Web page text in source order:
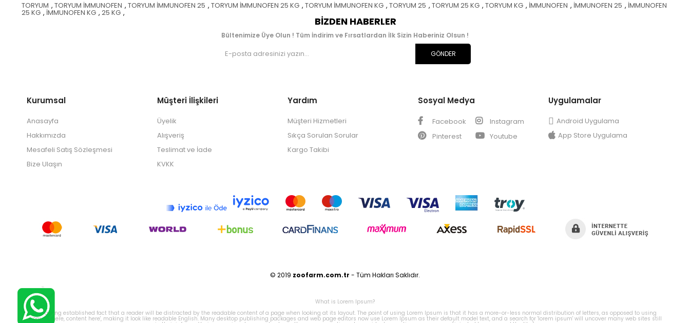
TORYUM , TORYUM İMMUNOFEN , TORYUM İMMUNOFEN 25 , TORYUM İMMUNOFEN 25 KG , TORYUM İMMUNOFEN KG , TORYUM 25 , TORYUM 25 KG , TORYUM KG , İMMUNOFEN , İMMUNOFEN 25 , İMMUNOFEN
25 KG , İMMUNOFEN KG , 25 KG ,
BIZDEN HABERLER
Bültenimize Üye Olun ! Tüm İndirim ve Fırsatlardan İlk Sizin Haberiniz Olsun !
GÖNDER
Kurumsal
Anasayfa
Hakkımızda
Mesafeli Satış Sözleşmesi
Bize Ulaşın
Müşteri İlişkileri
Üyelik
Alışveriş
Teslimat ve İade
KVKK
Yardım
Müşteri Hizmetleri
Sıkça Sorulan Sorular
Kargo Takibi
Sosyal Medya
Facebook
Instagram
Pinterest
Youtube
Uygulamalar
Android Uygulama
App Store Uygulama
© 2019 zoofarm.com.tr - Tüm Hakları Saklıdır.
What is Lorem Ipsum?
It is a long established fact that a reader will be distracted by the readable content of a page when looking at its layout. The point of using Lorem Ipsum is that it has a more-or-less normal distribution of letters, as opposed to using
'Content here, content here', making it look like readable English. Many desktop publishing packages and web page editors now use Lorem Ipsum as their default model text, and a search for 'lorem ipsum' will uncover many web sites still